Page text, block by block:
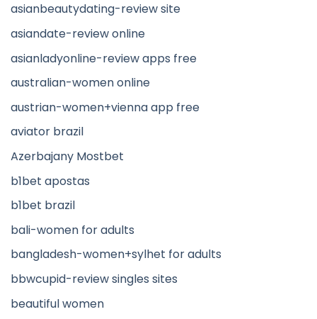
asianbeautydating-review site
asiandate-review online
asianladyonline-review apps free
australian-women online
austrian-women+vienna app free
aviator brazil
Azerbajany Mostbet
b1bet apostas
b1bet brazil
bali-women for adults
bangladesh-women+sylhet for adults
bbwcupid-review singles sites
beautiful women